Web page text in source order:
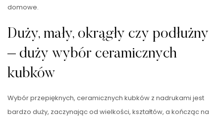
domowe.
Duży, mały, okrągły czy podłużny
– duży wybór ceramicznych
kubków
Wybór przepięknych, ceramicznych kubków z nadrukami jest
bardzo duży, zaczynając od wielkości, kształtów, a kończąc na